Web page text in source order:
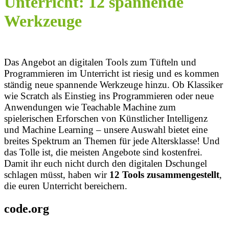
Werkzeuge
Das Angebot an digitalen Tools zum Tüfteln und
Programmieren im Unterricht ist riesig und es kommen
ständig neue spannende Werkzeuge hinzu. Ob Klassiker
wie Scratch als Einstieg ins Programmieren oder neue
Anwendungen wie Teachable Machine zum
spielerischen Erforschen von Künstlicher Intelligenz
und Machine Learning – unsere Auswahl bietet eine
breites Spektrum an Themen für jede Altersklasse! Und
das Tolle ist, die meisten Angebote sind kostenfrei.
Damit ihr euch nicht durch den digitalen Dschungel
schlagen müsst, haben wir 12 Tools zusammengestellt,
die euren Unterricht bereichern.
code.org